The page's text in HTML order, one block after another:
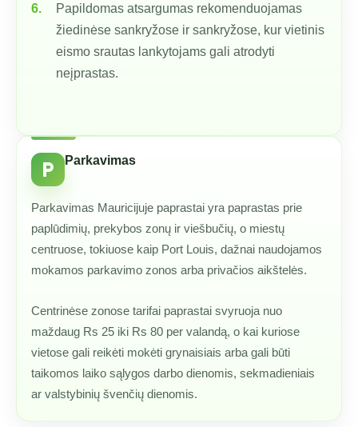
Papildomas atsargumas rekomenduojamas
žiedinėse sankryžose ir sankryžose, kur vietinis
eismo srautas lankytojams gali atrodyti
neįprastas.
local_parking Parkavimas
Parkavimas Mauricijuje paprastai yra paprastas prie
paplūdimių, prekybos zonų ir viešbučių, o miestų
centruose, tokiuose kaip Port Louis, dažnai naudojamos
mokamos parkavimo zonos arba privačios aikštelės.
Centrinėse zonose tarifai paprastai svyruoja nuo
maždaug Rs 25 iki Rs 80 per valandą, o kai kuriose
vietose gali reikėti mokėti grynaisiais arba gali būti
taikomos laiko sąlygos darbo dienomis, sekmadieniais
ar valstybinių švenčių dienomis.